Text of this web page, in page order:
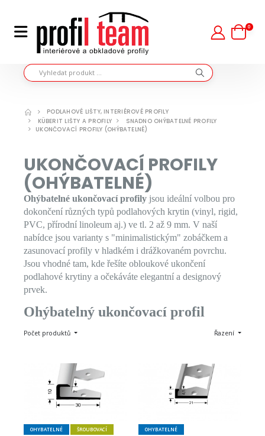
0
PODLAHOVÉ LIŠTY, INTERIÉROVÉ PROFILY
KÜBERIT LIŠTY A PROFILY
SNADNO OHÝBATELNÉ PROFILY
UKONČOVACÍ PROFILY (OHÝBATELNÉ)
UKONČOVACÍ PROFILY
(OHÝBATELNÉ)
Ohýbatelné ukončovací profily jsou ideální volbou pro
dokončení různých typů podlahových krytin (vinyl, rigid,
PVC, přírodní linoleum aj.) ve tl. 2 až 9 mm. V naší
nabídce jsou varianty s "minimalistickým" zobáčkem a
zasunovací profily v hladkém i drážkovaném povrchu.
Jsou vhodné tam, kde řešíte obloukové ukončení
podlahové krytiny a očekáváte elegantní a designový
prvek.
Ohýbatelný ukončovací profil
Počet produktů Řazení
OHYBATELNÉ ŠROUBOVACÍ OHYBATELNÉ